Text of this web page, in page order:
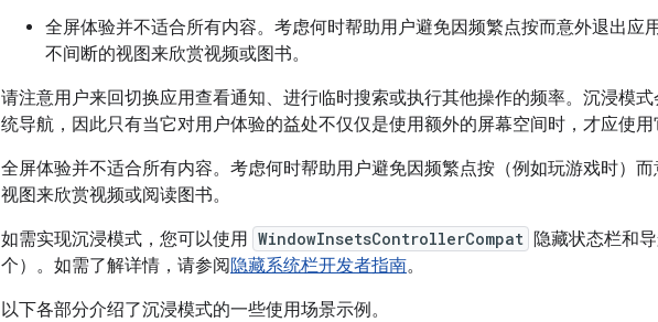
全屏体验并不适合所有内容。考虑何时帮助用户避免因频繁点按而意外退出应
不间断的视图来欣赏视频或图书。
请注意用户来回切换应用查看通知、进行临时搜索或执行其他操作的频率。沉浸模
统导航，因此只有当它对用户体验的益处不仅仅是使用额外的屏幕空间时，才应使用
全屏体验并不适合所有内容。考虑何时帮助用户避免因频繁点按（例如玩游戏时）
视图来欣赏视频或阅读图书。
如需实现沉浸模式，您可以使用 WindowInsetsControllerCompat 隐藏状态栏和
个）。如需了解详情，请参阅隐藏系统栏开发者指南。
以下各部分介绍了沉浸模式的一些使用场景示例。